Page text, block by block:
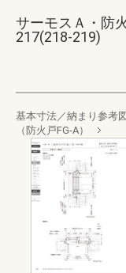
サーモスＡ・防
217(218-219)
基本寸法／納まり参考図
（防火戸FG-A）